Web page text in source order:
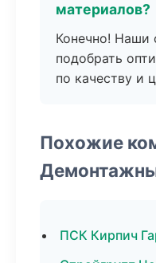
материалов?
Конечно! Наши
подобрать
по качеству и
Похожие
ПСК Кирпич